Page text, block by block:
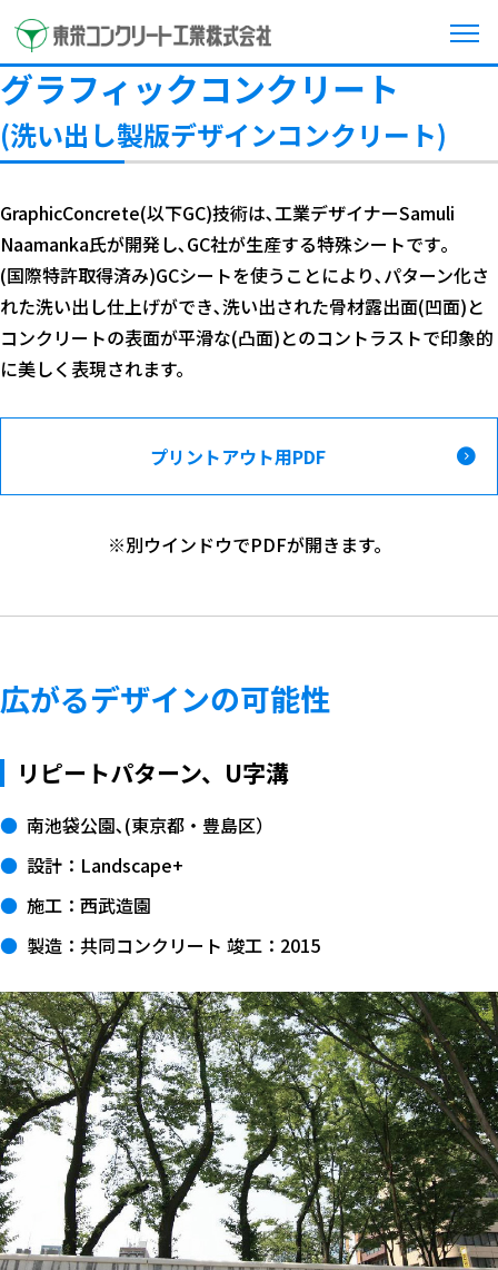
グラフィックコンクリート
(洗い出し製版デザインコンクリート)
GraphicConcrete(以下GC)技術は､工業デザイナーSamuli
Naamanka氏が開発し､GC社が生産する特殊シートです｡
(国際特許取得済み)GCシートを使うことにより､パターン化さ
れた洗い出し仕上げができ､洗い出された骨材露出面(凹面)と
コンクリートの表面が平滑な(凸面)とのコントラストで印象的
に美しく表現されます。
プリントアウト用PDF
※別ウインドウでPDFが開きます。
広がるデザインの可能性
リピートパターン、U字溝
南池袋公園､(東京都・豊島区）
設計：Landscape+
施工：西武造園
製造：共同コンクリート 竣工：2015